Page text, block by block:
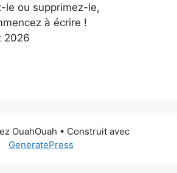
le ou supprimez-le,
à écrire !
2026
OuahOuah • Construit avec
GeneratePress